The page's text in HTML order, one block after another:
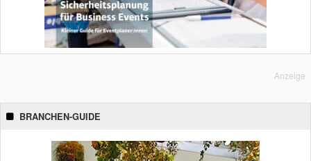
Anzeige
BRANCHEN-GUIDE